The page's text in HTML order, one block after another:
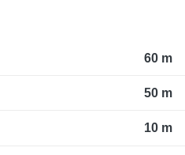
60 m
50 m
10 m